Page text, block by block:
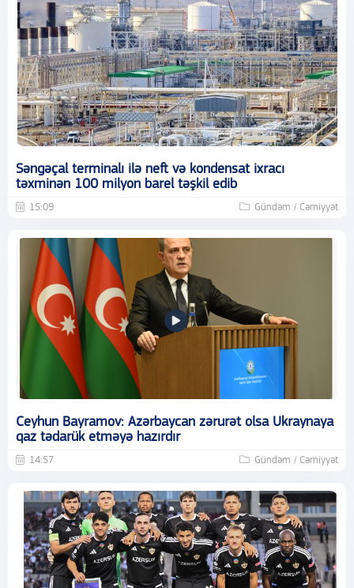
Səngəçal terminalı ilə neft və kondensat ixracı
təxminən 100 milyon barel təşkil edib
15:09 Gündəm / Cəmiyyət
Ceyhun Bayramov: Azərbaycan zərurət olsa Ukraynaya
qaz tədarük etməyə hazırdır
14:57 Gündəm / Cəmiyyət